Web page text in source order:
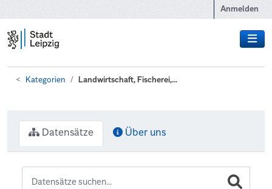
Anmelden
Kategorien Landwirtschaft, Fischerei,...
Datensätze Über uns